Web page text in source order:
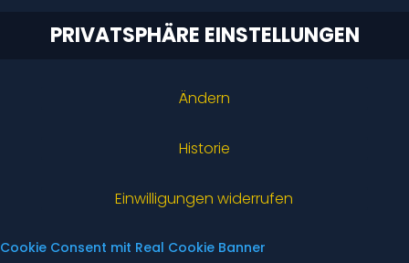
PRIVATSPHÄRE EINSTELLUNGEN
Ändern
Historie
Einwilligungen widerrufen
Cookie Consent mit Real Cookie Banner